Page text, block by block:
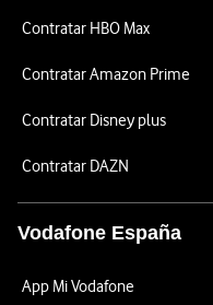
Contratar HBO Max
Contratar Amazon Prime
Contratar Disney plus
Contratar DAZN
Vodafone España
App Mi Vodafone